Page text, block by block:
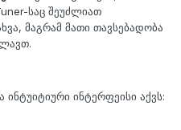
საც შეუძლიათ
მაგრამ მათი თავსებადობა
ინტერფეისი აქვს: